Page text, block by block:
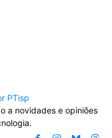
PTisp
a novidades e opiniões